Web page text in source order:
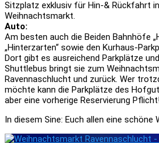
Sitzplatz exklusiv für Hin-& Rückfahrt
Weihnachtsmarkt.
Auto:
Am besten auch die Beiden Bahnhöfe
„Hinterzarten“ sowie den Kurhaus-
Dort gibt es ausreichend Parkplätze
Shuttlebus bringt sie zum
Ravennaschlucht und zurück. Wer
möchte kann die Parkplätze des
aber eine vorherige Reservierung
In diesem Sine: Euch allen eine schöne